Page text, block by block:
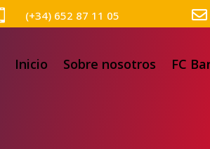
(+34) 652 87 11 05 
Inicio Sobre nosotros FC